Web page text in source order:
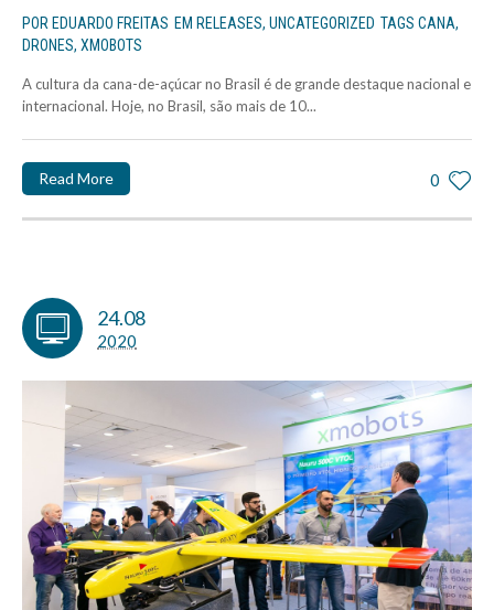
POR EDUARDO FREITAS EM RELEASES, UNCATEGORIZED TAGS CANA,
DRONES, XMOBOTS
A cultura da cana-de-açúcar no Brasil é de grande destaque nacional e
internacional. Hoje, no Brasil, são mais de 10...
0
Read More
24.08
2020